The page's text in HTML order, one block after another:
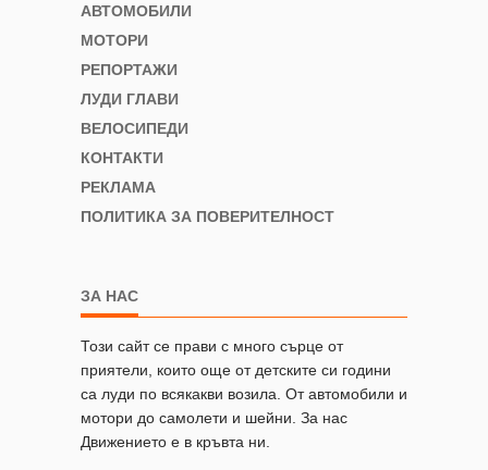
АВТОМОБИЛИ
МОТОРИ
РЕПОРТАЖИ
ЛУДИ ГЛАВИ
ВЕЛОСИПЕДИ
КОНТАКТИ
РЕКЛАМА
ПОЛИТИКА ЗА ПОВЕРИТЕЛНОСТ
ЗА НАС
Този сайт се прави с много сърце от
приятели, които още от детските си години
са луди по всякакви возила. От автомобили и
мотори до самолети и шейни. За нас
Движението е в кръвта ни.